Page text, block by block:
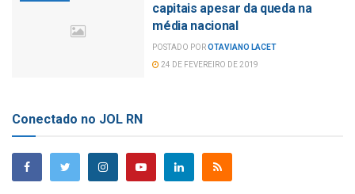
capitais apesar da queda na
média nacional
POSTADO POROTAVIANO LACET
24 DE FEVEREIRO DE 2019
Conectado no JOL RN